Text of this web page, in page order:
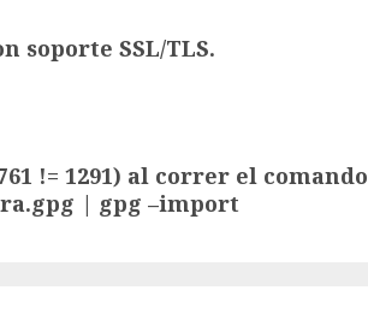
soporte SSL/TLS.
!= 1291) al correr el comando
| gpg –import